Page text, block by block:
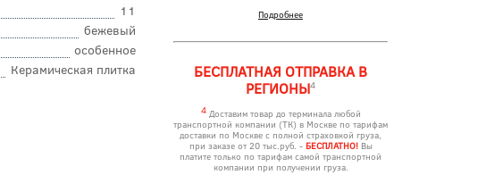
11
бежевый
особенное
Керамическая плитка
Подробнее
БЕСПЛАТНАЯ ОТПРАВКА В
РЕГИОНЫ4
4Доставим товар до терминала любой
транспортной компании (ТК) в Москве по тарифам
доставки по Москве с полной страховкой груза,
при заказе от 20 тыс.руб. - БЕСПЛАТНО!Вы
платите только по тарифам самой транспортной
компании при получении груза.